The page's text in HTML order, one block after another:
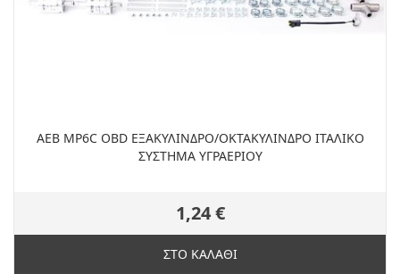
ΑΕΒ MP6C OBD ΕΞΑΚΥΛΙΝΔΡΟ/ΟΚΤΑΚΥΛΙΝΔΡΟ ΙΤΑΛΙΚΟ
ΣΥΣΤΗΜΑ ΥΓΡΑΕΡΙΟΥ
1,24 €
ΣΤΟ ΚΑΛΑΘΙ